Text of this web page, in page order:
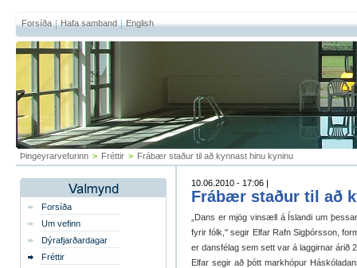
Forsíða Hafa samband English
Þingeyrarvefurinn > Fréttir > Frábær staður til að kynnast hinu kyninu
Forsíða
Um vefinn
Dýrafjarðardagar
Fréttir
10.06.2010 - 17:06 |
Frábær staður til að
„Dans er mjög vinsæll á Íslandi um
fyrir fólk," segir Elfar Rafn Sigþórsson,
er dansfélag sem sett var á laggirnar árið
Elfar segir að þótt markhópur